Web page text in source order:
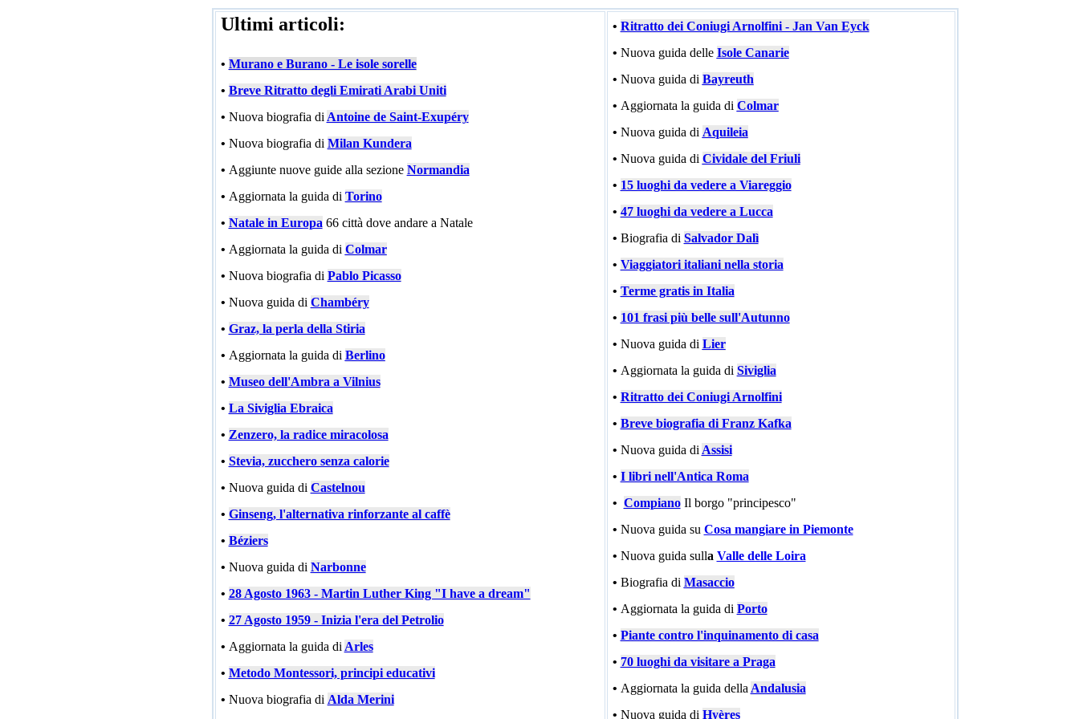
Ultimi articoli:
• Murano e Burano - Le isole sorelle
• Breve Ritratto degli Emirati Arabi Uniti
• Nuova biografia di Antoine de Saint-Exupéry
• Nuova biografia di Milan Kundera
• Aggiunte nuove guide alla sezione Normandia
• Aggiornata la guida di Torino
• Natale in Europa 66 città dove andare a Natale
• Aggiornata la guida di Colmar
• Nuova biografia di Pablo Picasso
• Nuova guida di Chambéry
• Graz, la perla della Stiria
• Aggiornata la guida di Berlino
• Museo dell'Ambra a Vilnius
• La Siviglia Ebraica
• Zenzero, la radice miracolosa
• Stevia, zucchero senza calorie
• Nuova guida di Castelnou
• Ginseng, l'alternativa rinforzante al caffè
• Béziers
• Nuova guida di Narbonne
• 28 Agosto 1963 - Martin Luther King "I have a dream"
• 27 Agosto 1959 - Inizia l'era del Petrolio
• Aggiornata la guida di Arles
• Metodo Montessori, principi educativi
• Nuova biografia di Alda Merini
• Ritratto dei Coniugi Arnolfini - Jan Van Eyck
• Nuova guida delle Isole Canarie
• Nuova guida di Bayreuth
• Aggiornata la guida di Colmar
• Nuova guida di Aquileia
• Nuova guida di Cividale del Friuli
• 15 luoghi da vedere a Viareggio
• 47 luoghi da vedere a Lucca
• Biografia di Salvador Dalì
• Viaggiatori italiani nella storia
• Terme gratis in Italia
• 101 frasi più belle sull'Autunno
• Nuova guida di Lier
• Aggiornata la guida di Siviglia
• Ritratto dei Coniugi Arnolfini
• Breve biografia di Franz Kafka
• Nuova guida di Assisi
• I libri nell'Antica Roma
• Compiano Il borgo "principesco"
• Nuova guida su Cosa mangiare in Piemonte
• Nuova guida sulla Valle delle Loira
• Biografia di Masaccio
• Aggiornata la guida di Porto
• Piante contro l'inquinamento di casa
• 70 luoghi da visitare a Praga
• Aggiornata la guida della Andalusia
• Nuova guida di Hyères